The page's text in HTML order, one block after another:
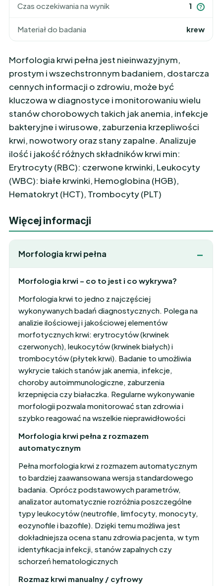
Czas oczekiwania na wynik 1 ?
Materiał do badania krew
Morfologia krwi pełna jest nieinwazyjnym,
prostym i wszechstronnym badaniem, dostarcza
cennych informacji o zdrowiu, może być
kluczowa w diagnostyce i monitorowaniu wielu
stanów chorobowych takich jak anemia, infekcje
bakteryjne i wirusowe, zaburzenia krzepliwości
krwi, nowotwory oraz stany zapalne. Analizuje
ilość i jakość różnych składników krwi min:
Erytrocyty (RBC): czerwone krwinki, Leukocyty
(WBC): białe krwinki, Hemoglobina (HGB),
Hematokryt (HCT), Trombocyty (PLT)
Więcej informacji
Morfologia krwi pełna
Morfologia krwi – co to jest i co wykrywa?
Morfologia krwi to jedno z najczęściej
wykonywanych badań diagnostycznych. Polega na
analizie ilościowej i jakościowej elementów
morfotycznych krwi: erytrocytów (krwinek
czerwonych), leukocytów (krwinek białych) i
trombocytów (płytek krwi). Badanie to umożliwia
wykrycie takich stanów jak anemia, infekcje,
choroby autoimmunologiczne, zaburzenia
krzepnięcia czy białaczka. Regularne wykonywanie
morfologii pozwala monitorować stan zdrowia i
szybko reagować na wszelkie nieprawidłowości
Morfologia krwi pełna z rozmazem
automatycznym
Pełna morfologia krwi z rozmazem automatycznym
to bardziej zaawansowana wersja standardowego
badania. Oprócz podstawowych parametrów,
analizator automatycznie rozróżnia poszczególne
typy leukocytów (neutrofile, limfocyty, monocyty,
eozynofile i bazofile). Dzięki temu możliwa jest
dokładniejsza ocena stanu zdrowia pacjenta, w tym
identyfikacja infekcji, stanów zapalnych czy
schorzeń hematologicznych
Rozmaz krwi manualny / cyfrowy